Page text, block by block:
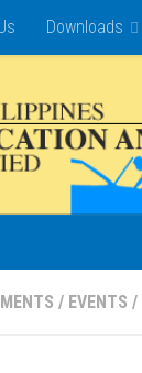
Downloads
/ EVENTS /